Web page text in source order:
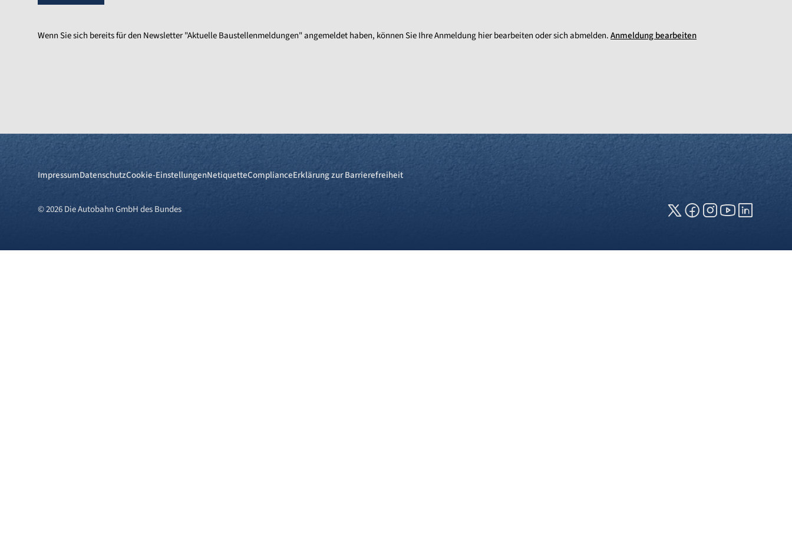
Wenn Sie sich bereits für den Newsletter "Aktuelle Baustellenmeldungen" angemeldet haben, können Sie Ihre Anmeldung hier bearbeiten oder sich abmelden.Anmeldung bearbeiten
ImpressumDatenschutzCookie-EinstellungenNetiquetteComplianceErklärung zur Barrierefreiheit
© 2026 Die Autobahn GmbH des Bundes